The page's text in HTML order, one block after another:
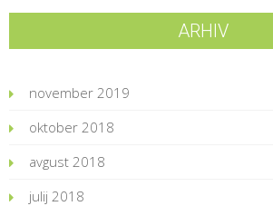
ARHIV
november 2019
oktober 2018
avgust 2018
julij 2018